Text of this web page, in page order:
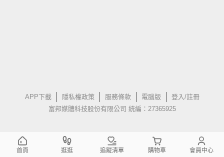
APP下載 隱私權政策 服務條款 電腦版
登入/註冊
富邦媒體科技股份有限公司 統編：27365925
首頁 逛逛 追蹤清單 購物車 會員中心